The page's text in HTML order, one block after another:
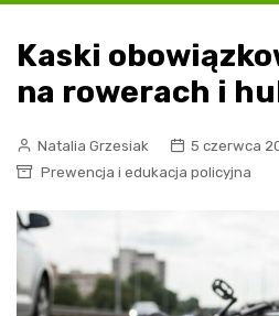
Kaski
na rowerach i
Natalia Grzesiak
5 czerwca
Prewencja i edukacja policyjna